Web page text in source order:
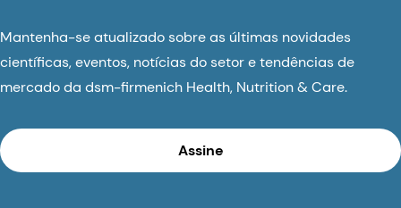
Mantenha-se atualizado sobre as últimas novidades
científicas, eventos, notícias do setor e tendências de
mercado da dsm-firmenich Health, Nutrition & Care.
Assine